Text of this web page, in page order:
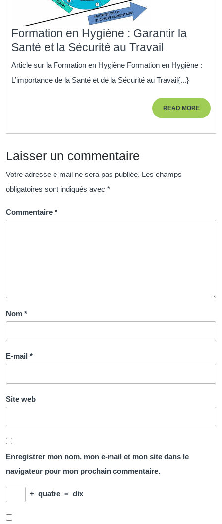
Formation en Hygiène : Garantir la
Santé et la Sécurité au Travail
en
Hygiène
Garantir
la
Sécurité
Article sur la Formation en Hygiène Formation en Hygiène :
L’importance de la Santé et de la Sécurité au Travail{...}
READ MOREREAD
MORE
Laisser un commentaire
Votre adresse e-mail ne sera pas publiée. Les champs
obligatoires sont indiqués avec *
Commentaire *
Nom *
E-mail *
Site web
Enregistrer mon nom, mon e-mail et mon site dans le
navigateur pour mon prochain commentaire.
+ quatre = dix